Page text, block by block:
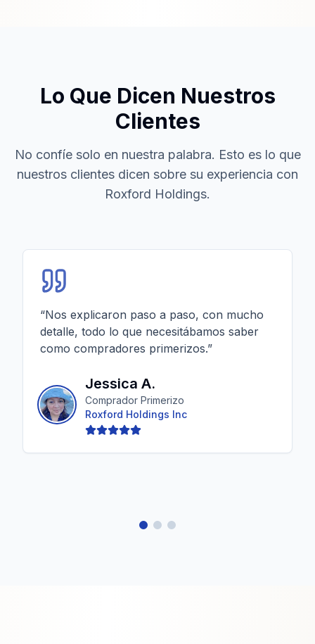
Lo Que Dicen Nuestros
Clientes
No confíe solo en nuestra palabra. Esto es lo que
nuestros clientes dicen sobre su experiencia con
Roxford Holdings.
“Nos explicaron paso a paso, con mucho
detalle, todo lo que necesitábamos saber
como compradores primerizos.”
Jessica A.
Comprador Primerizo
Roxford Holdings Inc